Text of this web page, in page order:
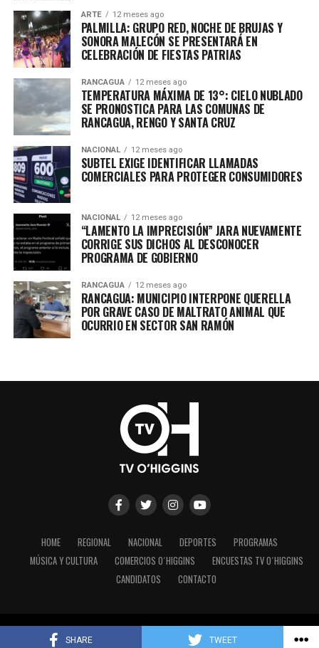
SHARE TWEET
ARTE 12 meses ago
PALMILLA: GRUPO RED, NOCHE DE BRUJAS Y
SONORA MALECÓN SE PRESENTARÁ EN
CELEBRACIÓN DE FIESTAS PATRIAS
RANCAGUA 12 meses ago
TEMPERATURA MÁXIMA DE 13°: CIELO NUBLADO
SE PRONOSTICA PARA LAS COMUNAS DE
RANCAGUA, RENGO Y SANTA CRUZ
NACIONAL 12 meses ago
SUBTEL EXIGE IDENTIFICAR LLAMADAS
COMERCIALES PARA PROTEGER CONSUMIDORES
NACIONAL 12 meses ago
“LAMENTO LA IMPRECISIÓN” JARA NUEVAMENTE
CORRIGE SUS DICHOS AL DESCONOCER
PROGRAMA DE GOBIERNO
RANCAGUA 12 meses ago
RANCAGUA: MUNICIPIO INTERPONE QUERELLA
POR GRAVE CASO DE MALTRATO ANIMAL QUE
OCURRIO EN SECTOR SAN RAMÓN
HOME REGIONAL NACIONAL DEPORTES
PROGRAMAS
MÚSICA Y CULTURA
COMERCIOS O´HIGGINS
ENCUESTAS TV O´HIGGINS
CANDIDATOS
CONTACTO
Copyright © 2023 - TV O´Higgins.